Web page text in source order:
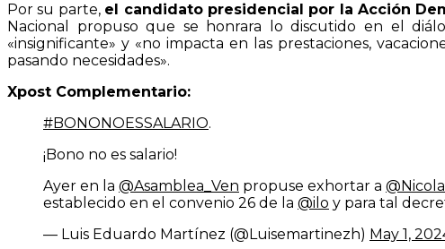
Por su parte, el candidato presidencial por la Acción
Nacional propuso que se honrara lo discutido en el
«insignificante» y «no impacta en las prestaciones,
pasando necesidades».
Xpost Complementario:
#BONONOESSALARIO.
¡Bono no es salario!
Ayer en la @Asamblea_Ven propuse exhortar a
establecido en el convenio 26 de la @ilo y para tal
— Luis Eduardo Martínez (@Luisemartinezh) May 1,